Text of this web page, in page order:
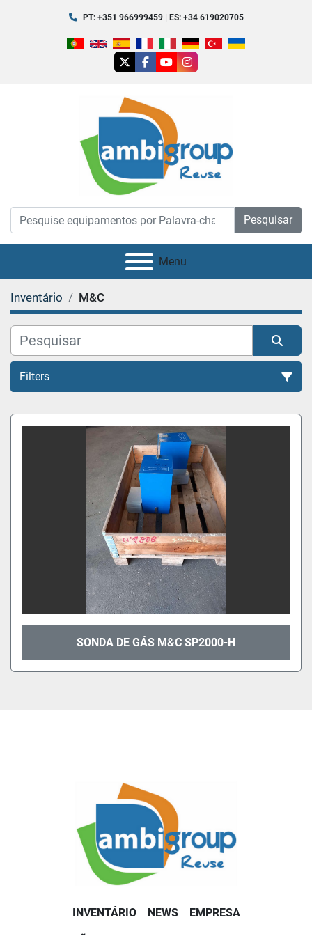
PT: +351 966999459 | ES: +34 619020705
twitterfacebook
youtubeinstagram
Pesquisar
Menu
Inventário M&C
Filters
Todas as Categorias
Organizar por
SONDA DE GÁS M&C SP2000-H
INVENTÁRIO NEWS EMPRESA